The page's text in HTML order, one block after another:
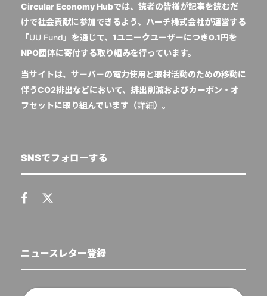
Circular Economy Hubでは、読者の皆様が記事を読むだ
けで社会貢献に参加できるよう、ハーチ株式会社が運営する
「UU Fund 」を通じて、1ユニークユーザーにつき0.1円を
NPO団体に寄付する取り組みを行っています。
当サイトは、サーバーの電力使用と取材活動のための移動に
伴うCO2排出などにおいて、排出削減およびカーボン・オ
フセットに取り組んでいます（詳細）。
SNSでフォローする
ニュースレター登録